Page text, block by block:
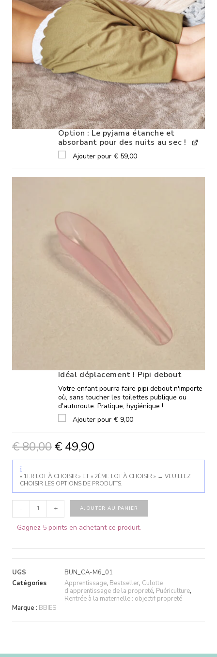
Option : Le pyjama étanche et
absorbant pour des nuits au sec !
Ajouter pour € 59,00
Idéal déplacement ! Pipi debout
Votre enfant pourra faire pipi debout n'importe
où, sans toucher les toilettes publique ou
d'autoroute. Pratique, hygiénique !
Ajouter pour € 9,00
€80,00 € 49,90
« 1ER LOT À CHOISIR » ET « 2ÈME LOT À CHOISIR » → VEUILLEZ
CHOISIR LES OPTIONS DE PRODUITS.
- + AJOUTER AU PANIER
Gagnez 5 points en achetant ce produit.
UGS
BUN_CA-M6_01
Catégories
Apprentissage, Bestseller, Culotte
d’apprentissage de la propreté, Puériculture,
Rentrée à la maternelle : objectif propreté
Marque : BBIES